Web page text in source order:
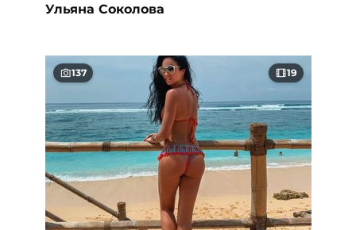
Ульяна Соколова
137 19